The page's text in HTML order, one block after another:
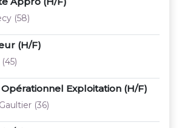
(58)
(H/F)
(45)
Exploitation (H/F)
(36)